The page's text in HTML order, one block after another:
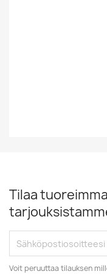
Tilaa
Voit peruuttaa tilauksen